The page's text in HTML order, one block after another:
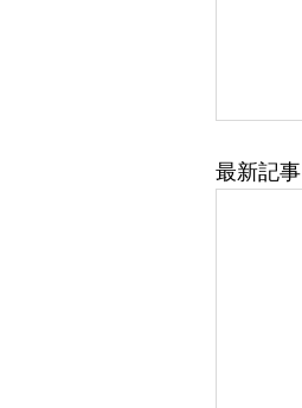
最新記事